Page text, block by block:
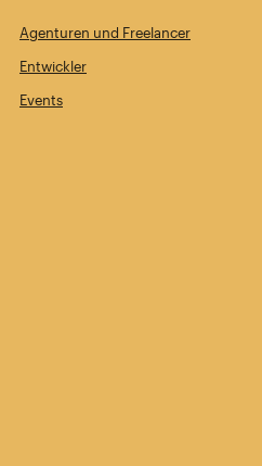
Agenturen und Freelancer
Entwickler
Events